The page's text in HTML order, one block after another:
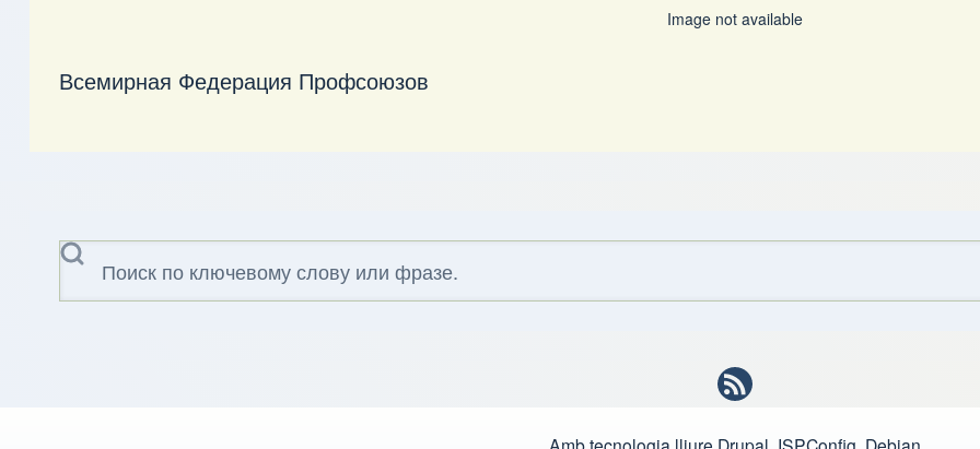
Image not available
Всемирная Федерация Профсоюзов
Поиск